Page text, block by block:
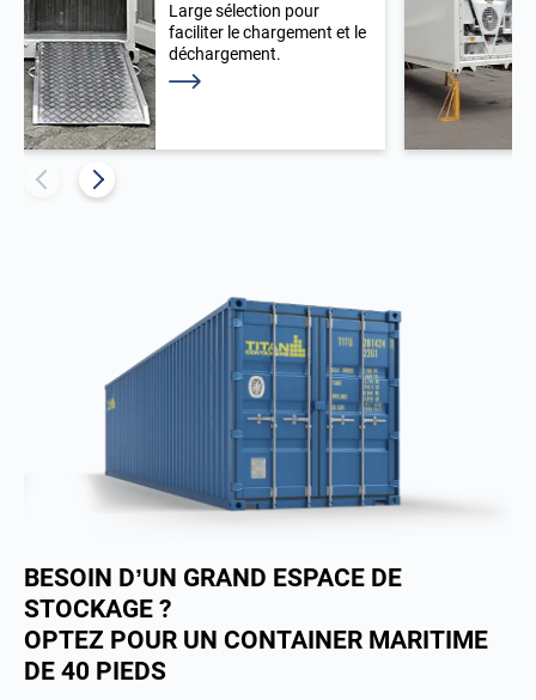
Large sélection pour
faciliter le chargement et le
déchargement.
En savoir plus
BESOIN D’UN GRAND ESPACE DE
STOCKAGE ?
OPTEZ POUR UN CONTAINER MARITIME
DE 40 PIEDS